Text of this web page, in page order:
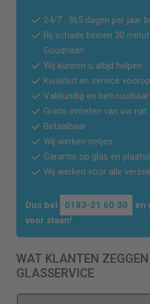
24/7 , 365 dagen per jaar
Bij schade binnen 30
Goudriaan
Wij kunnen u altijd helpen
Kwaliteit en service voorop
Vakkundig en betrouwbaar
Gratis inmeten van uw ruit
Betaalbaar
Wij werken netjes
Garantie op glas en
Wij werken voor alle
Dus bel 0183-21 60 30
en
voor staan!
WAT KLANTEN
GLASSERVICE